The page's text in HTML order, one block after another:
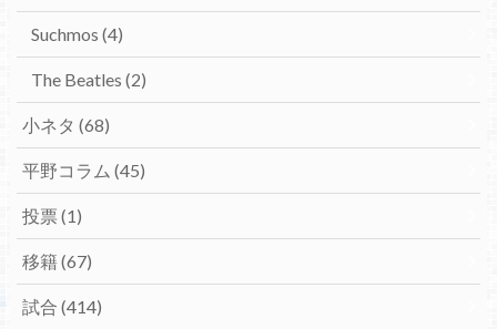
Suchmos (4)
The Beatles (2)
小ネタ (68)
平野コラム (45)
投票 (1)
移籍(67)
試合 (414)